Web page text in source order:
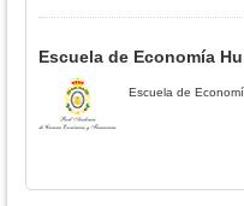
Escuela de Economía
Escuela de